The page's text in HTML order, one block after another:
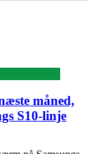
måned,
S10-linje